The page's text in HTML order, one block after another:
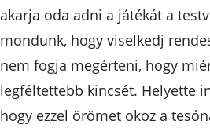
akarja oda adni a játékát a
mondunk, hogy viselkedj
nem fogja megérteni, hogy
legféltettebb kincsét. Helyette
hogy ezzel örömet okoz a